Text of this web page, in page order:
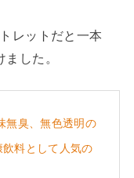
レットだと一本
した。
無臭、無色透明の
料として人気の